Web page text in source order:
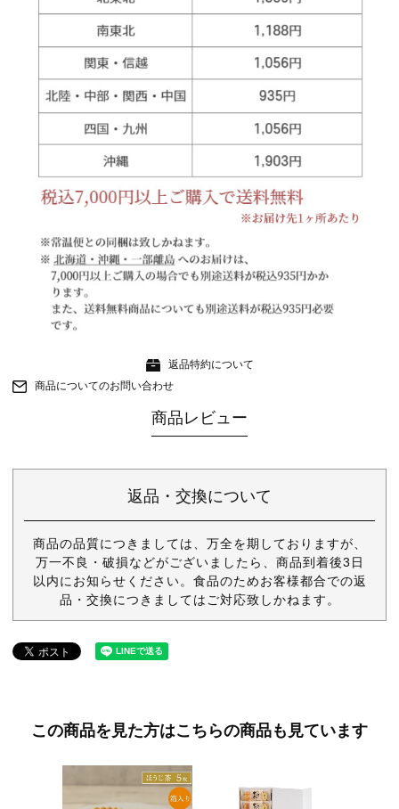
返品特約について
商品についてのお問い合わせ
商品レビュー
返品・交換について
商品の品質につきましては、万全を期しておりますが、
万一不良・破損などがございましたら、商品到着後3日
以内にお知らせください。食品のためお客様都合での返
品・交換につきましてはご対応致しかねます。
この商品を見た方はこちらの商品も見ています